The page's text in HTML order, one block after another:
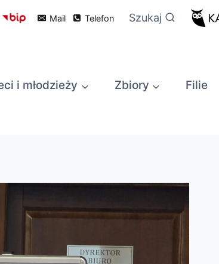
Mail Telefon Szukaj
i młodzieży Zbiory Filie